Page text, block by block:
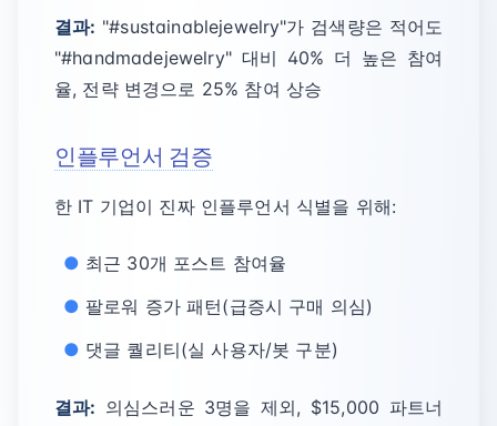
결과: "#sustainablejewelry"가 검색량은 적어도
"#handmadejewelry" 대비 40% 더 높은 참여
율, 전략 변경으로 25% 참여 상승
인플루언서 검증
한 IT 기업이 진짜 인플루언서 식별을 위해:
최근 30개 포스트 참여율
팔로워 증가 패턴(급증시 구매 의심)
댓글 퀄리티(실 사용자/봇 구분)
결과: 의심스러운 3명을 제외, $15,000 파트너